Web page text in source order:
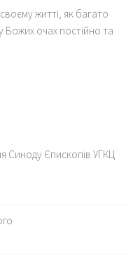
житті, як багато
Божих очах постійно та
Синоду Єпископів УГКЦ